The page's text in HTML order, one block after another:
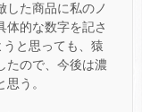
した商品に私のノ
体的な数字を記さ
と思っても、猿
たので、今後は濃
う。